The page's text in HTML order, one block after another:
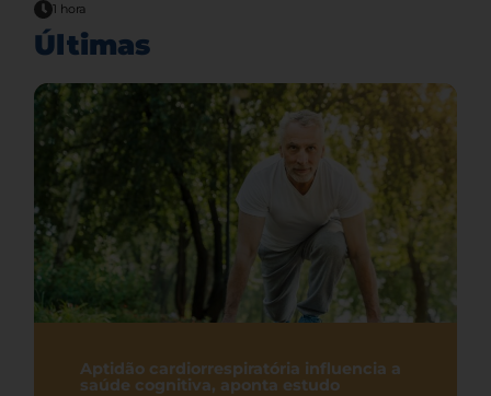
1 hora
Últimas
Aptidão cardiorrespiratória influencia a
saúde cognitiva, aponta estudo